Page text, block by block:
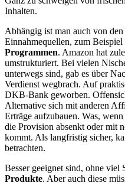
Inhalten.
Abhängig ist man auch von
Einnahmequellen, zum Beispiel
Programmen. Amazon hat
umstrukturiert. Bei vielen
unterwegs sind, gab es über
Verdienst wegbrach. Auf
DKB-Bank geworben.
Alternative sich mit anderen
Erträge aufzubauen. Was,
die Provision absenkt oder mit
kommt. Als langfristig sicher,
betrachten.
Besser geeignet sind, ohne viel
Produkte. Aber auch diese